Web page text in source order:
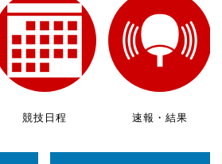
競技日程 速報・結果